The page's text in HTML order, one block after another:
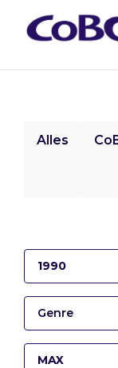
Alles
1990
Genre
MAX